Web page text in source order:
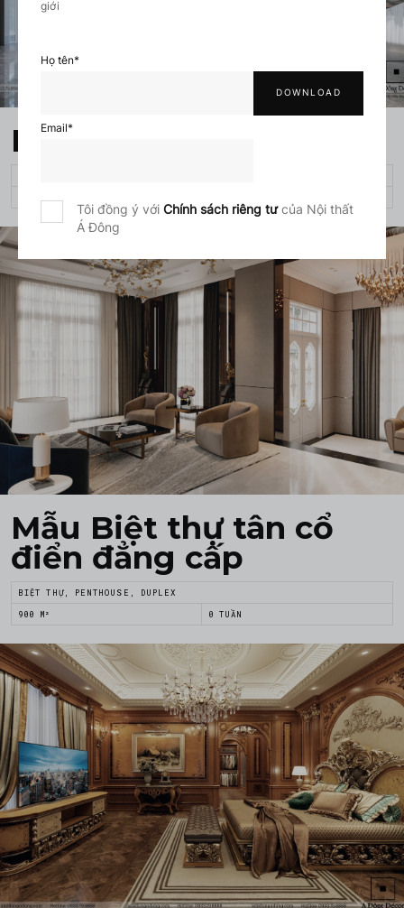
giới
Họ tên*
Email*
Tôi đồng ý với Chính sách riêng tưcủa Nội thất
Á Đông
Biệt thự hiện đại 2023
Mẫu Biệt thự tân cổ
điển đẳng cấp
BIỆT THỰ, PENTHOUSE, DUPLEX
900 M² 0 TUẦN